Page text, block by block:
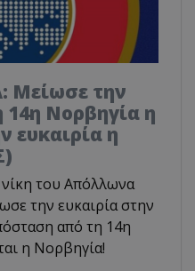
Μείωσε την
Νορβηγία η
ευκαιρία η
του Απόλλωνα
την ευκαιρία στην
από τη 14η
η Νορβηγία!